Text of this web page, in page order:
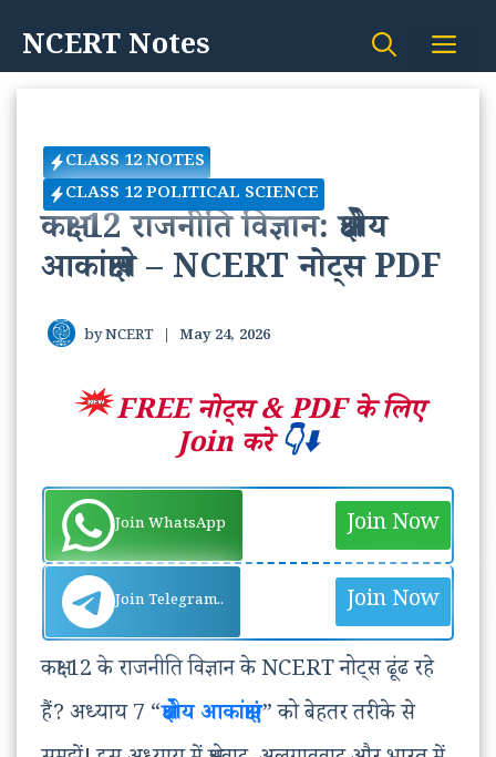
content
NCERT Notes
CLASS 12 NOTES
CLASS 12 POLITICAL SCIENCE
कक्षा 12 राजनीति विज्ञान: क्षेत्रीय
आकांक्षाये – NCERT नोट्स PDF
byNCERT | May 24, 2026
FREE नोट्स &PDF के लिए
Join करे👇⬇️
Join WhatsApp Join Now
Join Telegram..
Join Now
कक्षा 12 के राजनीति विज्ञान के NCERT नोट्स ढूंढ रहे
हैं? अध्याय 7 “क्षेत्रीय आकांक्षाएं” को बेहतर तरीके से